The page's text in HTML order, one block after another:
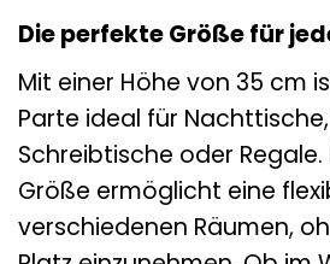
Die perfekte Größe für
Mit einer Höhe von 35 cm
Parte ideal für
Schreibtische oder
Größe ermöglicht eine
verschiedenen Räumen,